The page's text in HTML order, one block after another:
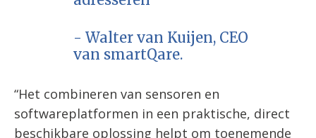
- Walter van Kuijen, CEO
van smartQare.
“Het combineren van sensoren en
softwareplatformen in een praktische, direct
beschikbare oplossing helpt om toenemende